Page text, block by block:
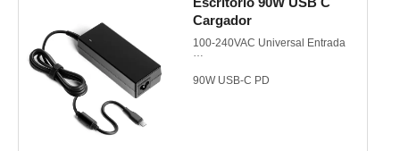
Cargador
100-240VAC Universal Entrada
90W USB-C PD